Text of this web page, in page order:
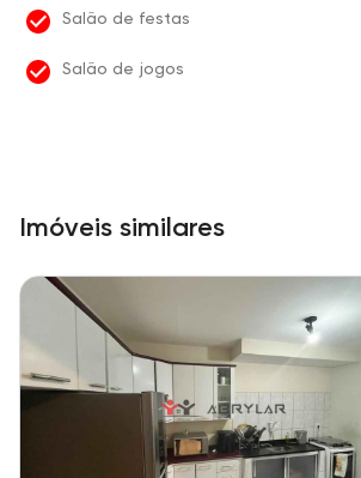
Salão de festas
Salão de jogos
Imóveis similares